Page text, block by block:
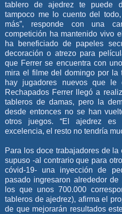
tablero de ajedrez te puede
tampoco me lo cuento del
más”, responde con una
competición ha mantenido vivo
ha beneficiado de papeles
decoración o atrezo para
que Ferrer se encuentra con
mira el filme del domingo por la
hay jugadores nuevos que le
Rechapados Ferrer llegó a
tableros de damas, pero la
desde entonces no se han
otros juegos. “El ajedrez
excelencia, el resto no tendría
Para los doce trabajadores de
supuso -al contrario que para
cóvid-19- una inyección de
pasado ingresaron alrededor
los que unos 700.000
tableros de ajedrez), afirma el
de que mejorarán resultados